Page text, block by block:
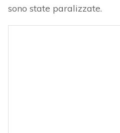
sono state paralizzate.